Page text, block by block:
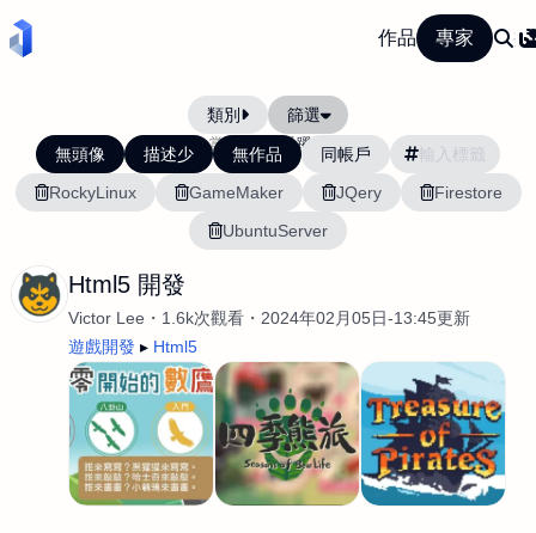
作品 專家
類別 篩選
當前排序: 活躍度
無頭像 描述少 無作品
同帳戶
RockyLinux
GameMaker JQery
Firestore
UbuntuServer
Html5 開發
Victor Lee 1.6k次觀看
2024年02月05日-13:45更新
遊戲開發
Html5